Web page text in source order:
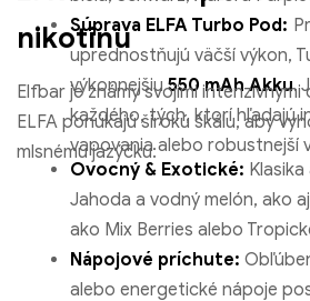
Súprava ELFA Turbo Pod:
uprednostňujú väčší výkon,
výkonnejšiu550 mAh Akku.
každého, tých, ktorí hľadajú
vapovania alebo robustnejší
nikotínu
Elfbar je známy svojimi intenzívnymi
ELFA ponúkajú širokú škálu, aby
mlsnému jazýčku:
Ovocný & Exotické:
Jahoda a vodný melón, ako
ako Mix Berries alebo
Nápojové príchute:
alebo energetické nápoje